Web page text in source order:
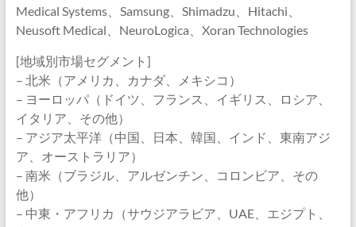
Medical Systems、Samsung、Shimadzu、Hitachi、
Neusoft Medical、NeuroLogica、Xoran Technologies
[地域別市場セグメント]
– 北米（アメリカ、カナダ、メキシコ）
– ヨーロッパ（ドイツ、フランス、イギリス、ロシア、
イタリア、その他）
– アジア太平洋（中国、日本、韓国、インド、東南アジ
ア、オーストラリア）
– 南米（ブラジル、アルゼンチン、コロンビア、その
他）
– 中東・アフリカ（サウジアラビア、UAE、エジプト、